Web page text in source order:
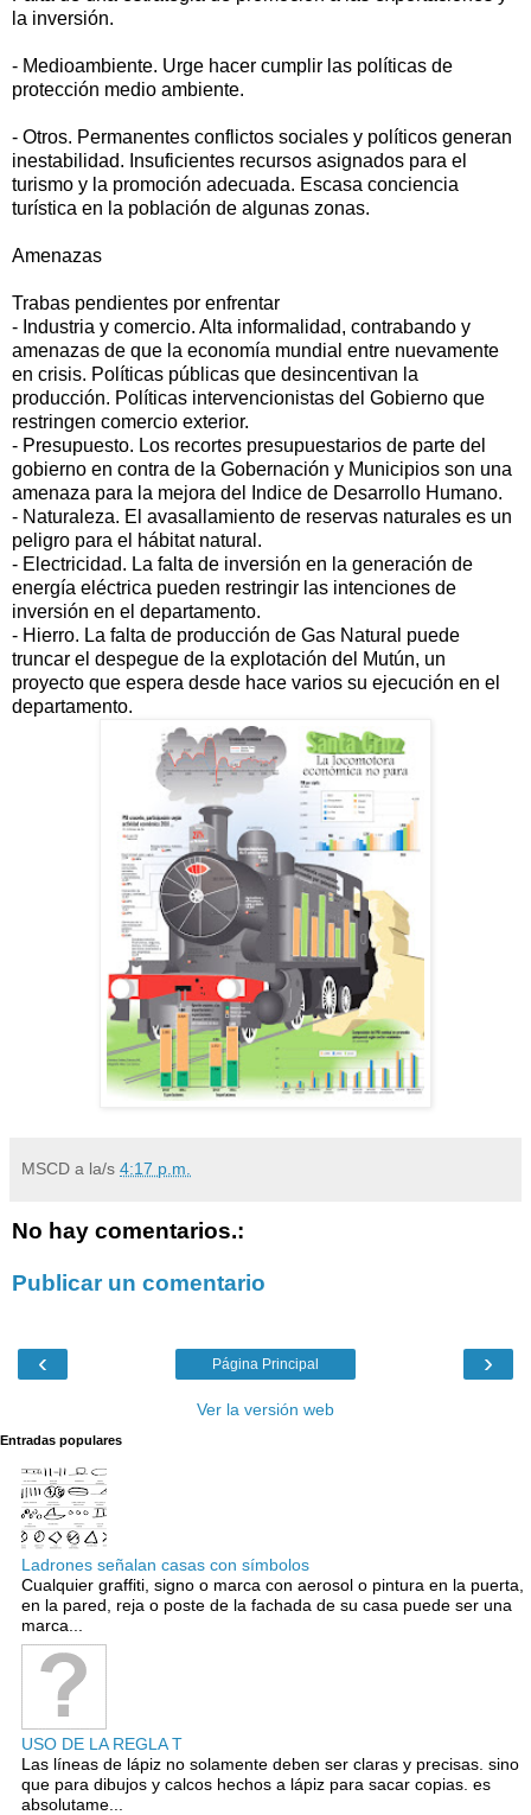
la inversión.
- Medioambiente. Urge hacer cumplir las políticas de
protección medio ambiente.
- Otros. Permanentes conflictos sociales y políticos generan
inestabilidad. Insuficientes recursos asignados para el
turismo y la promoción adecuada. Escasa conciencia
turística en la población de algunas zonas.
Amenazas
Trabas pendientes por enfrentar
- Industria y comercio. Alta informalidad, contrabando y
amenazas de que la economía mundial entre nuevamente
en crisis. Políticas públicas que desincentivan la
producción. Políticas intervencionistas del Gobierno que
restringen comercio exterior.
- Presupuesto. Los recortes presupuestarios de parte del
gobierno en contra de la Gobernación y Municipios son una
amenaza para la mejora del Indice de Desarrollo Humano.
- Naturaleza. El avasallamiento de reservas naturales es un
peligro para el hábitat natural.
- Electricidad. La falta de inversión en la generación de
energía eléctrica pueden restringir las intenciones de
inversión en el departamento.
- Hierro. La falta de producción de Gas Natural puede
truncar el despegue de la explotación del Mutún, un
proyecto que espera desde hace varios su ejecución en el
departamento.
MSCD a la/s 4:17 p.m.
No hay comentarios.:
Publicar un comentario
‹ ›
Página Principal
Ver la versión web
Entradas populares
Ladrones señalan casas con símbolos
Cualquier graffiti, signo o marca con aerosol o pintura en la puerta,
en la pared, reja o poste de la fachada de su casa puede ser una
marca...
USO DE LA REGLA T
Las líneas de lápiz no solamente deben ser claras y precisas. sino
que para dibujos y calcos hechos a lápiz para sacar copias. es
absolutame...